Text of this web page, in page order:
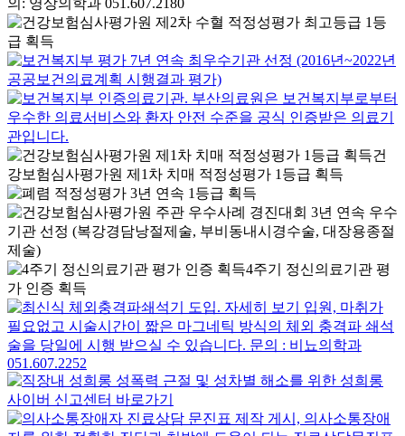
건
강보험심사평가원 제1차 치매 적정성평가 1등급 획득
4주기 정신의료기관 평
가 인증 획득